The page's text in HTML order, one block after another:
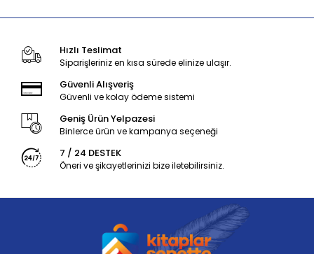
Hızlı Teslimat
Siparişleriniz en kısa sürede elinize ulaşır.
Güvenli Alışveriş
Güvenli ve kolay ödeme sistemi
Geniş Ürün Yelpazesi
Binlerce ürün ve kampanya seçeneği
7 / 24 DESTEK
Öneri ve şikayetlerinizi bize iletebilirsiniz.